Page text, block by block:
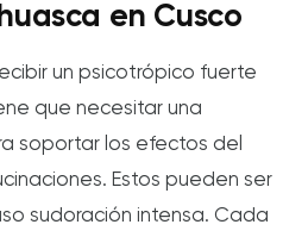
en Cusco
un psicotrópico fuerte
que necesitar una
soportar los efectos del
Estos pueden ser
sudoración intensa. Cada